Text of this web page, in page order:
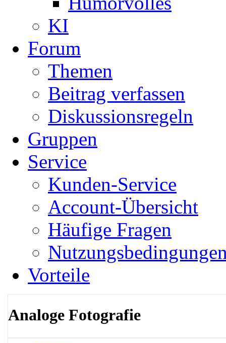
KI
Forum
Themen
Beitrag verfassen
Diskussionsregeln
Gruppen
Service
Kunden-Service
Account-Übersicht
Häufige Fragen
Vorteile
Analoge Fotografie